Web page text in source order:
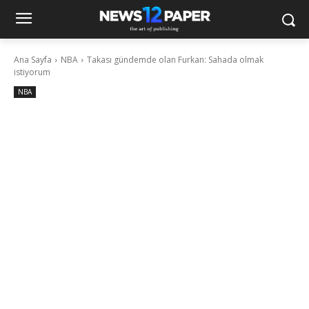
Ana Sayfa NBA
Takası gündemde olan Furkan: Sahada olmak
istiyorum
NBA